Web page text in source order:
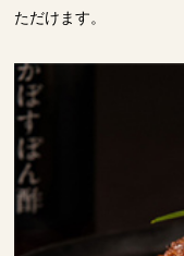
ただけます。